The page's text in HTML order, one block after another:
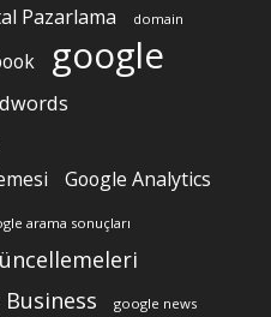
Pazarlama domain
google
Google Analytics
arama sonuçları
google news